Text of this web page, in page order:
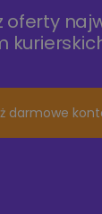
oferty
darmowe